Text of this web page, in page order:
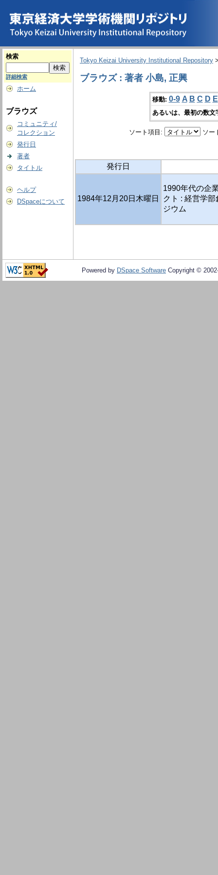
検索
詳細検索
ホーム
ブラウズ
コミュニティ/
コレクション
発行日
著者
タイトル
ヘルプ
DSpaceについて
Tokyo Keizai University Institutional Repository
ブラウズ : 著者 小島, 正興
移動: 0-9 A B C D E
あるいは、最初の数
ソート項目: ソー
発行日
1984年12月20日木曜日
1990年代の企
クト : 経営学
ジウム
Powered by DSpace Software Copyright ©